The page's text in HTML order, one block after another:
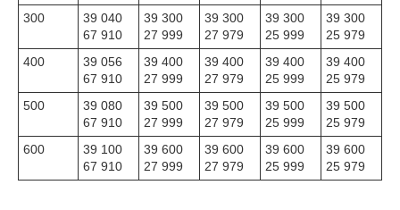
300
39 040
67 910
39 300
27 999
39 300
27 979
39 300
25 999
39 300
25 979
400
39 056
67 910
39 400
27 999
39 400
27 979
39 400
25 999
39 400
25 979
500
39 080
67 910
39 500
27 999
39 500
27 979
39 500
25 999
39 500
25 979
600
39 100
67 910
39 600
27 999
39 600
27 979
39 600
25 999
39 600
25 979